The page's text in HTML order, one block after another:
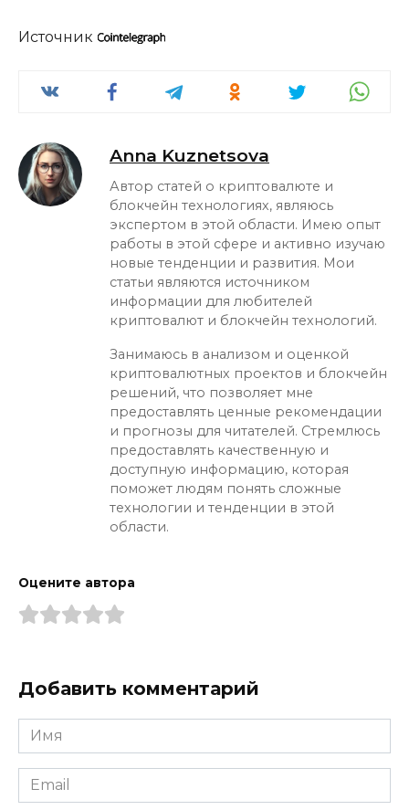
Источник
Anna Kuznetsova
Автор статей о криптовалюте и
блокчейн технологиях, являюсь
экспертом в этой области. Имею опыт
работы в этой сфере и активно изучаю
новые тенденции и развития. Мои
статьи являются источником
информации для любителей
криптовалют и блокчейн технологий.
Занимаюсь в анализом и оценкой
криптовалютных проектов и блокчейн
решений, что позволяет мне
предоставлять ценные рекомендации
и прогнозы для читателей. Стремлюсь
предоставлять качественную и
доступную информацию, которая
поможет людям понять сложные
технологии и тенденции в этой
области.
Оцените автора
Добавить комментарий
Имя
*
Email
*